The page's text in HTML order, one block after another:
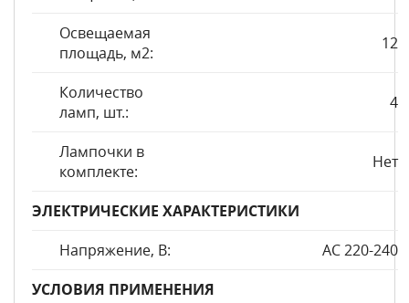
Освещаемая
площадь, м2:
12
Количество
ламп, шт.:
4
Лампочки в
комплекте:
Нет
ЭЛЕКТРИЧЕСКИЕ ХАРАКТЕРИСТИКИ
Напряжение, В:
AC 220-240
УСЛОВИЯ ПРИМЕНЕНИЯ